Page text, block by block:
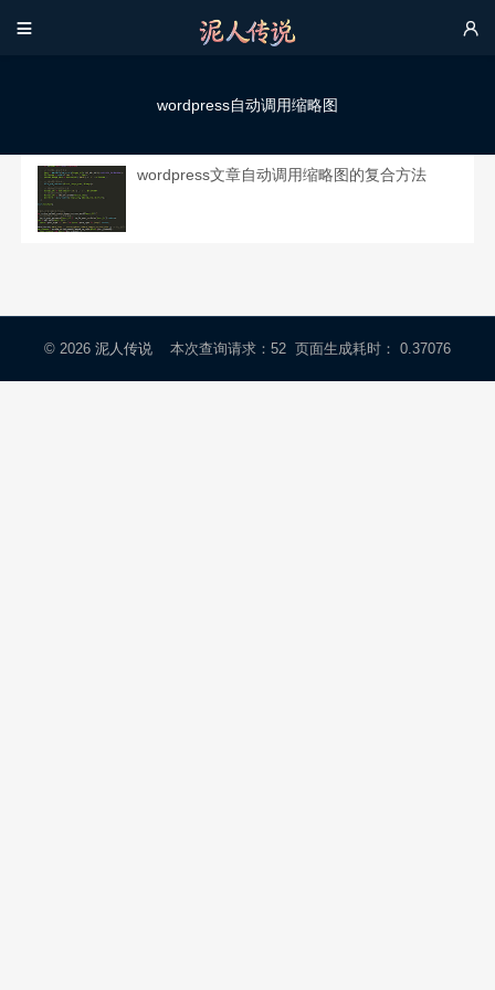
 
wordpress自动调用缩略图
wordpress文章自动调用缩略图的复合方法
© 2026 泥人传说 本次查询请求：52 页面生成耗时： 0.37076